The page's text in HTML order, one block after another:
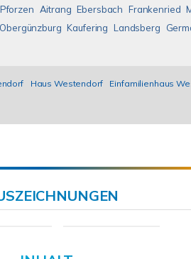
Pforzen Aitrang Ebersbach Frankenried
Obergünzburg Kaufering Landsberg
Haus Westendorf Einfamilienhaus